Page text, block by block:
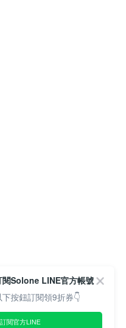
閱Solone LINE官方帳號
按鈕訂閱領9折券👇
訂閱官方LINE